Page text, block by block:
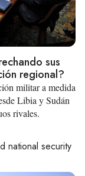
sus
regional?
militar a medida
Libia y Sudán
rivales.
national security